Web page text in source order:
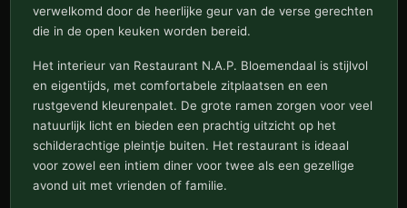
verwelkomd door de heerlijke geur van de verse gerechten
die in de open keuken worden bereid.
Het interieur van Restaurant N.A.P. Bloemendaal is stijlvol
en eigentijds, met comfortabele zitplaatsen en een
rustgevend kleurenpalet. De grote ramen zorgen voor veel
natuurlijk licht en bieden een prachtig uitzicht op het
schilderachtige pleintje buiten. Het restaurant is ideaal
voor zowel een intiem diner voor twee als een gezellige
avond uit met vrienden of familie.